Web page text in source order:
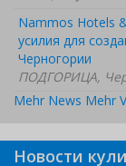
Nammos Hotels
усилия для
Черногории
ПОДГОРИЦА,
Mehr News Mehr
Новости